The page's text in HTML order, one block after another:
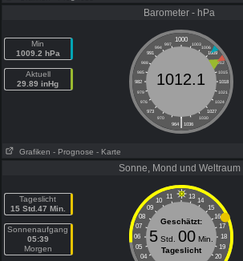
Barometer - hPa
Min
1009.2 hPa
Aktuell
29.89 inHg
1000
997 1003
994
1006
991
1009
988
1012
985
1015
982
1018
979
1021
976
1024
973
1027
970
1030
|
964 1036
1012.1
Grafiken - Prognose - Karte
Sonne, Mond und Weltraum
Tageslicht
15 Std.47 Min.
Sonnenaufgang
05:39
Morgen
11 13
10
14
09
15
08
16
07
17
06
18
05
19
04
20
Geschätzt:
5Std. 00Min.
Tageslicht